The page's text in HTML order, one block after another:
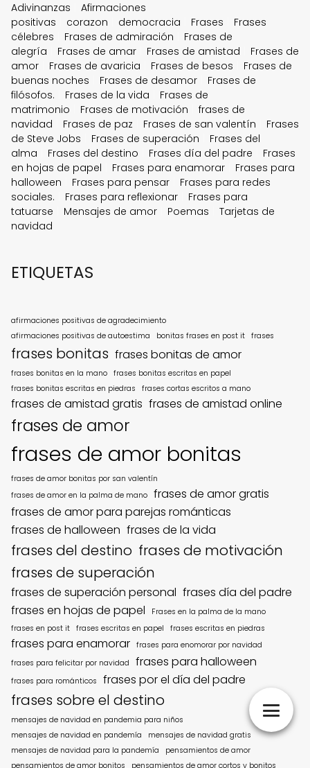
Adivinanzas
Afirmaciones
positivas
corazon democracia Frases
Frases
célebres
Frases de admiración
Frases de
alegría
Frases de amar Frases de amistad
Frases de
amor
Frases de avaricia Frases de besos
Frases de
buenas noches
Frases de desamor
Frases de
filósofos.
Frases de la vida
Frases de
matrimonio
Frases de motivación
frases de
navidad
Frases de paz Frases de san valentín
Frases
de Steve Jobs
Frases de superación
Frases del
alma
Frases del destino Frases día del padre
Frases
en hojas de papel
Frases para enamorar
Frases para
halloween
Frases para pensar
Frases para redes
sociales.
Frases para reflexionar
Frases para
tatuarse
Mensajes de amor Poemas
Tarjetas de
navidad
ETIQUETAS
afirmaciones positivas de agradecimiento
afirmaciones positivas de autoestima
bonitas frases en post it frases
frases bonitas frases bonitas de amor
frases bonitas en la mano frases bonitas escritas en papel
frases bonitas escritas en piedras
frases cortas escritos a mano
frases de amistad gratis frases de amistad online
frases de amor
frases de amor bonitas
frases de amor bonitas por san valentín
frases de amor en la palma de mano frases de amor gratis
frases de amor para parejas románticas
frases de halloween frases de la vida
frases del destino frases de motivación
frases de superación
frases de superación personal frases día del padre
frases en hojas de papel
Frases en la palma de la mano
frases en post it frases escritas en papel frases escritas en piedras
frases para enamorar frases para enomorar por navidad
frases para felicitar por navidad
frases para halloween
frases para románticos frases por el día del padre
frases sobre el destino
mensajes de navidad en pandemia para niños
mensajes de navidad en pandemía
mensajes de navidad gratis
mensajes de navidad para la pandemía
pensamientos de amor
pensamientos de amor bonitos
pensamientos de amor cortos y bonitos